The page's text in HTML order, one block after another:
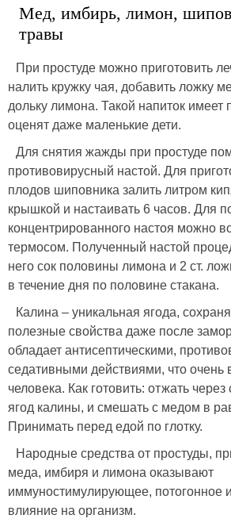
Мед, имбирь, лимон,
травы
При простуде можно приготовить
налить кружку чая, добавить ложку
дольку лимона. Такой напиток имеет
оценят даже маленькие дети.
Для снятия жажды при простуде
противовирусный настой. Для
плодов шиповника залить литром
крышкой и настаивать 6 часов. Для
концентрированного настоя можно
термосом. Полученный настой
него сок половины лимона и 2 ст.
в течение дня по половине стакана.
Калина – уникальная ягода,
полезные свойства даже после
обладает антисептическими,
седативными действиями, что очень
человека. Как готовить: отжать
ягод калины, и смешать с медом в
Принимать перед едой по глотку.
Народные средства от простуды,
меда, имбиря и лимона оказывают
иммуностимулирующее, потогонное
влияние на организм.